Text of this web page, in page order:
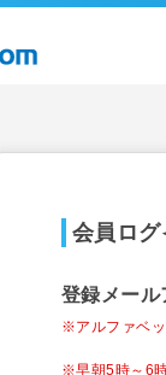
会員ログ
登録メール
※アルファベッ
※早朝5時～6